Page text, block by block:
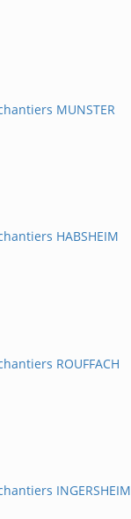
MUNSTER
HABSHEIM
ROUFFACH
INGERSHEIM